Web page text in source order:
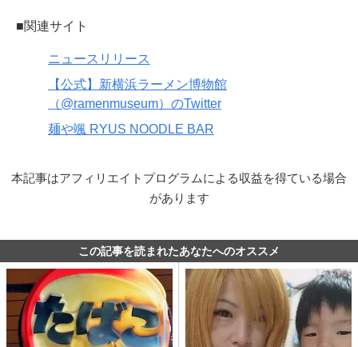
■関連サイト
ニュースリリース
【公式】新横浜ラーメン博物館
（@ramenmuseum）のTwitter
麺や颯 RYUS NOODLE BAR
本記事はアフィリエイトプログラムによる収益を得ている場合
があります
この記事を読まれたあなたへのオススメ